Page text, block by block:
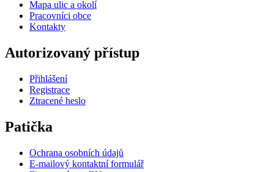
Mapa ulic a okolí
Pracovníci obce
Kontakty
Autorizovaný přístup
Přihlášení
Registrace
Ztracené heslo
Patička
Ochrana osobních údajů
E-mailový kontaktní formulář